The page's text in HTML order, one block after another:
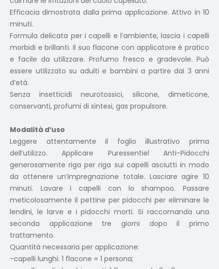
Efficacia dimostrata dalla prima applicazione. Attivo in 10
minuti.
Formula delicata per i capelli e l’ambiente, lascia i capelli
morbidi e brillanti. Il suo flacone con applicatore è pratico
e facile da utilizzare. Profumo fresco e gradevole. Può
essere utilizzato su adulti e bambini a partire dai 3 anni
d’età.
Senza insetticidi neurotossici, silicone, dimeticone,
conservanti, profumi di sintesi, gas propulsore.
Modalità d’uso
Leggere attentamente il foglio illustrativo prima
dell’utilizzo. Applicare Puressentiel Anti-Pidocchi
generosamente riga per riga sui capelli asciutti in modo
da ottenere un’impregnazione totale. Lasciare agire 10
minuti. Lavare i capelli con lo shampoo. Passare
meticolosamente il pettine per pidocchi per eliminare le
lendini, le larve e i pidocchi morti. Si raccomanda una
seconda applicazione tre giorni dopo il primo
trattamento.
Quantità necessaria per applicazione:
-capelli lunghi: 1 flacone = 1 persona;